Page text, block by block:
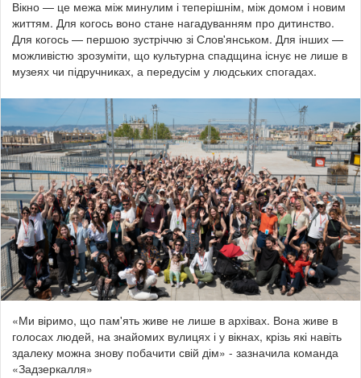
Вікно — це межа між минулим і теперішнім, між домом і новим
життям. Для когось воно стане нагадуванням про дитинство.
Для когось — першою зустріччю зі Слов'янськом. Для інших —
можливістю зрозуміти, що культурна спадщина існує не лише в
музеях чи підручниках, а передусім у людських спогадах.
«Ми віримо, що пам'ять живе не лише в архівах. Вона живе в
голосах людей, на знайомих вулицях і у вікнах, крізь які навіть
здалеку можна знову побачити свій дім» - зазначила команда
«Задзеркалля»